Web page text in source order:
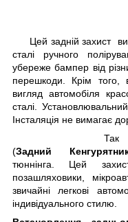
Цей задній захист
сталі ручного
убереже бампер від
перешкоди. Крім того,
вигляд автомобіля
сталі.
Інсталяція не вимагає
Так
(Задний
тюннінга. Цей
позашляховики,
звичайні легкові
індивідуального стилю.